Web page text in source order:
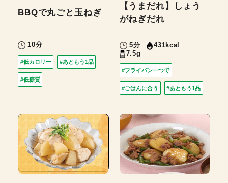
BBQで丸ごと玉ねぎ
10分
#低カロリー #あともう1品
#低糖質
【うまだれ】しょう
がねぎだれ
5分
431kcal
7.5g
#フライパン一つで
#ごはんに合う #あともう1品